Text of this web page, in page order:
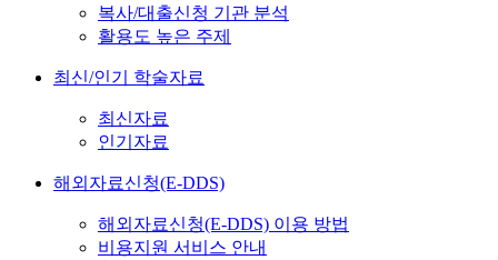
복사/대출신청 기관 분석
활용도 높은 주제
최신/인기 학술자료
최신자료
인기자료
해외자료신청(E-DDS)
해외자료신청(E-DDS) 이용 방법
비용지원 서비스 안내